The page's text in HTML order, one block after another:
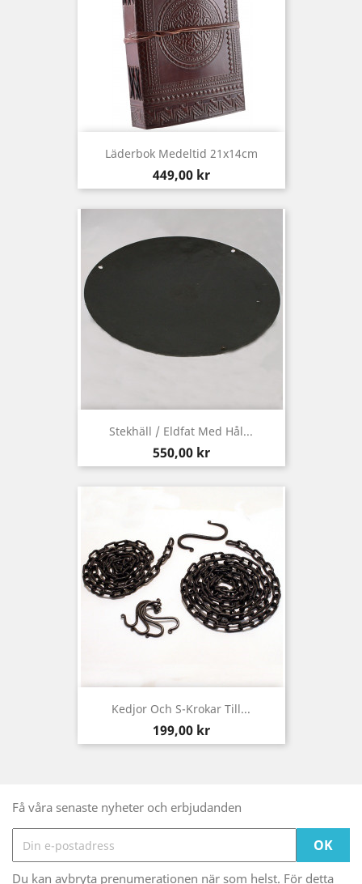
Läderbok Medeltid 21x14cm
Pris
449,00 kr
Stekhäll / Eldfat Med Hål...
Pris
550,00 kr
Kedjor Och S-Krokar Till...
Pris
199,00 kr
Få våra senaste nyheter och erbjudanden
Du kan avbryta prenumerationen när som helst. För detta